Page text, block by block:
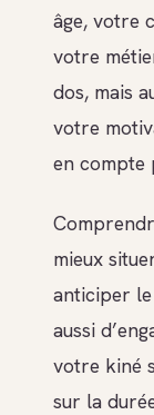
âge, votre
votre
dos, mais
votre
en compte
mieux
anticiper
aussi
votre kiné
sur la